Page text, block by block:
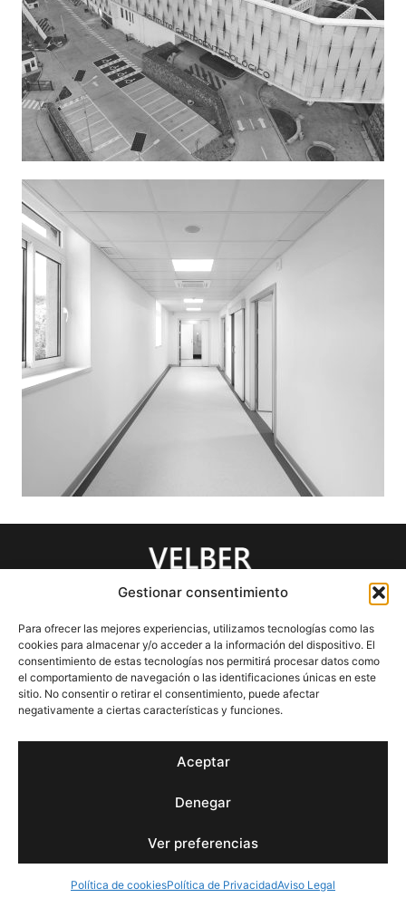
Gestionar consentimiento
Para ofrecer las mejores experiencias, utilizamos tecnologías como las
cookies para almacenar y/o acceder a la información del dispositivo. El
consentimiento de estas tecnologías nos permitirá procesar datos como
el comportamiento de navegación o las identificaciones únicas en este
sitio. No consentir o retirar el consentimiento, puede afectar
negativamente a ciertas características y funciones.
Aceptar
Denegar
Ver preferencias
Política de cookiesPolítica de PrivacidadAviso Legal
Hospital de La Paz
Hospital El Escorial
EL ESTUDIO EQUIPO
PROYECTOS Y OBRAS
Tel: 619 373 949 / 669 969 049
Email: administracion@velbersl.com
Oficinas: Madrid y Valdemorillo
Cleancom.es